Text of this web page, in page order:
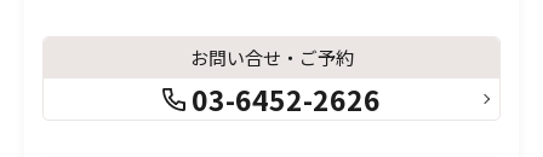
お問い合せ・ご予約
03-6452-2626